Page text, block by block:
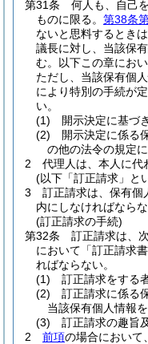
第31条
何人も、自己
ものに限る。 第38条
ないと思料するとき
議長に対し、当該保
む。以下この章にお
ただし、当該保有個
により特別の手続が
い。
(1)
開示決定に基づ
(2)
開示決定に係る
の他の法令の規定
2
代理人は、本人に代
(以下「訂正請求」と
3
訂正請求は、保有個
内にしなければならな
(訂正請求の手続)
第32条
訂正請求は、
において「訂正請求
ればならない。
(1)
訂正請求をする
(2)
訂正請求に係る
当該保有個人情報
(3)
訂正請求の趣旨
2
前項の場合において